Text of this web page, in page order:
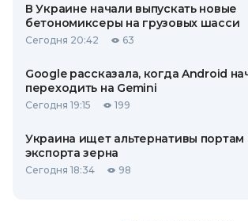
В Украине начали выпускать новые
бетономиксеры на грузовых шасси
Сегодня 20:42 63
Google рассказала, когда Android
переходить на Gemini
Сегодня 19:15 199
Украина ищет альтернативы
экспорта зерна
Сегодня 18:34 98